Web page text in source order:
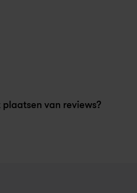
Google reviews.
van reviews?